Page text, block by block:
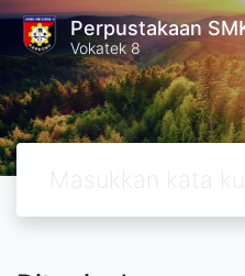
Perpustakaan
Vokatek 8